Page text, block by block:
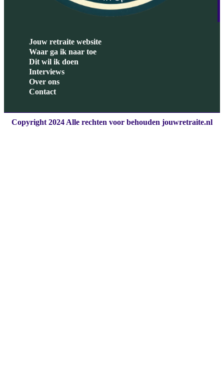
Jouw retraite website
Waar ga ik naar toe
Dit wil ik doen
Interviews
Over ons
Contact
Copyright 2024 Alle rechten voor behouden jouwretraite.nl